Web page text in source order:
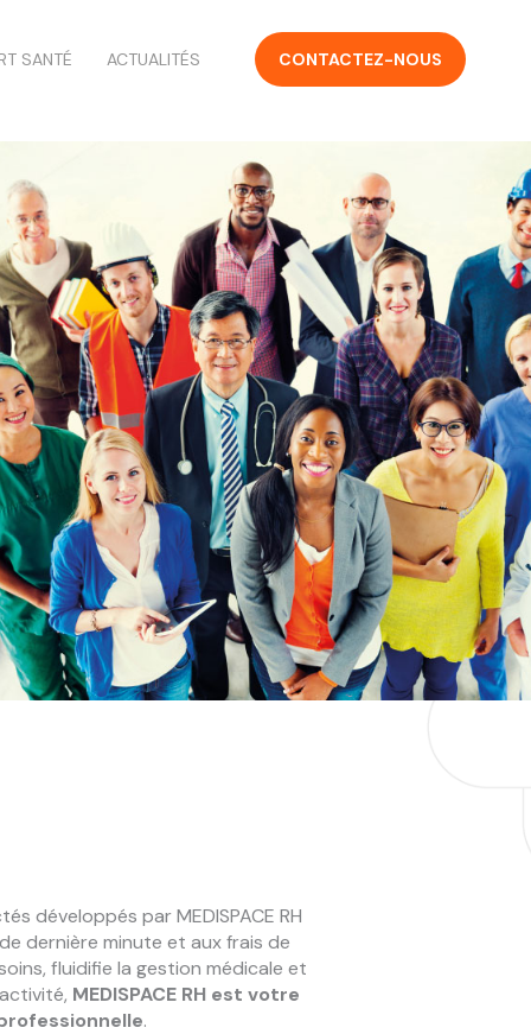
SANTÉ ACTUALITÉS CONTACTEZ-NOUS
développés par MEDISPACE RH
dernière minute et aux frais de
fluidifie la gestion médicale et
MEDISPACE RH est votre
.